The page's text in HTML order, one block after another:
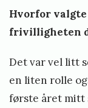
Hvorfor valgte
frivilligheten
Det var vel litt
en liten rolle
første året mitt